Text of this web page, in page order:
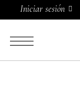
Iniciar sesión